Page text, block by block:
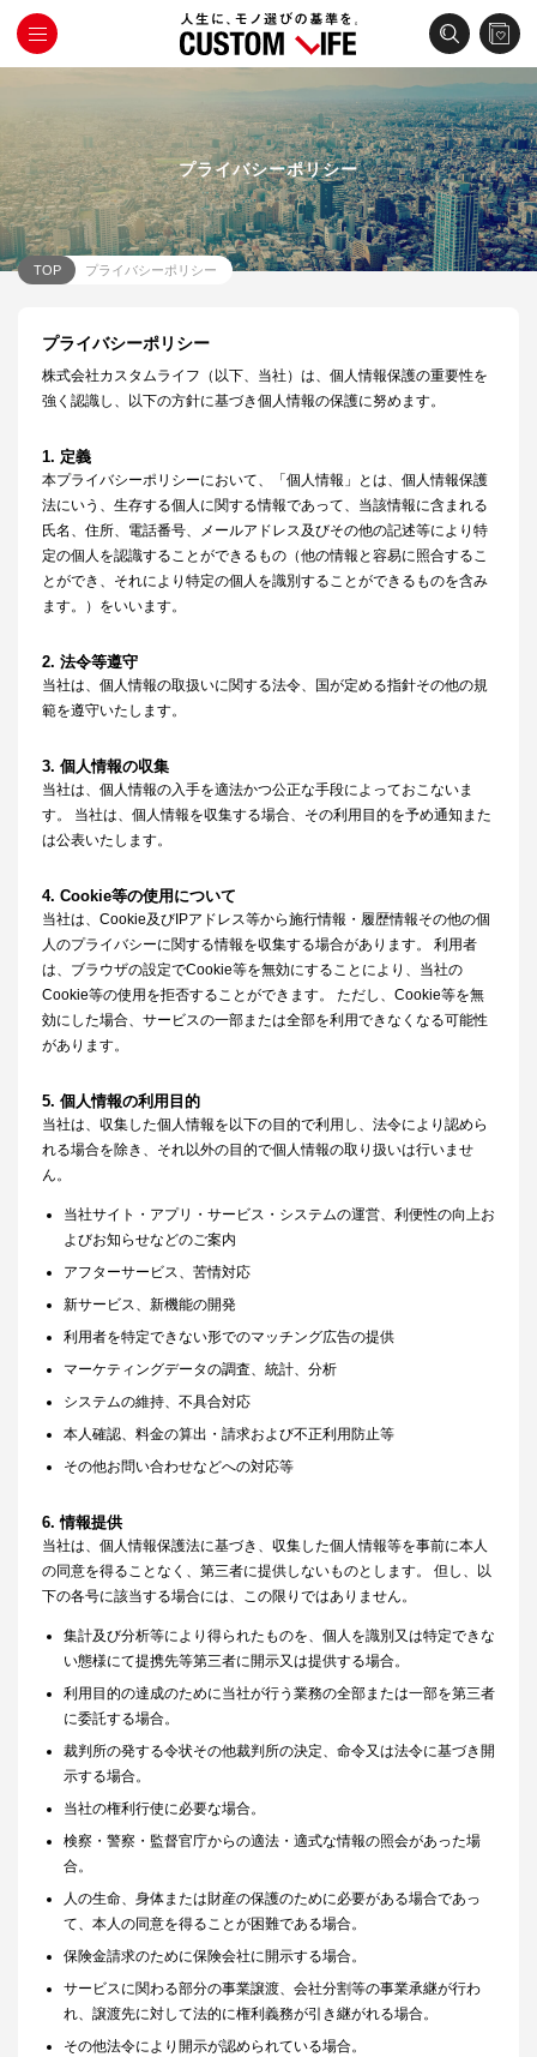
プライバシーポリシー
TOP プライバシーポリシー
プライバシーポリシー
株式会社カスタムライフ（以下、当社）は、個人情報保護の重要性を
強く認識し、以下の方針に基づき個人情報の保護に努めます。
1. 定義
本プライバシーポリシーにおいて、「個人情報」とは、個人情報保護
法にいう、生存する個人に関する情報であって、当該情報に含まれる
氏名、住所、電話番号、メールアドレス及びその他の記述等により特
定の個人を認識することができるもの（他の情報と容易に照合するこ
とができ、それにより特定の個人を識別することができるものを含み
ます。）をいいます。
2. 法令等遵守
当社は、個人情報の取扱いに関する法令、国が定める指針その他の規
範を遵守いたします。
3. 個人情報の収集
当社は、個人情報の入手を適法かつ公正な手段によっておこないま
す。 当社は、個人情報を収集する場合、その利用目的を予め通知また
は公表いたします。
4. Cookie等の使用について
当社は、Cookie及びIPアドレス等から施行情報・履歴情報その他の個
人のプライバシーに関する情報を収集する場合があります。 利用者
は、ブラウザの設定でCookie等を無効にすることにより、当社の
Cookie等の使用を拒否することができます。 ただし、Cookie等を無
効にした場合、サービスの一部または全部を利用できなくなる可能性
があります。
5. 個人情報の利用目的
当社は、収集した個人情報を以下の目的で利用し、法令により認めら
れる場合を除き、それ以外の目的で個人情報の取り扱いは行いませ
ん。
当社サイト・アプリ・サービス・システムの運営、利便性の向上お
よびお知らせなどのご案内
アフターサービス、苦情対応
新サービス、新機能の開発
利用者を特定できない形でのマッチング広告の提供
マーケティングデータの調査、統計、分析
システムの維持、不具合対応
本人確認、料金の算出・請求および不正利用防止等
その他お問い合わせなどへの対応等
6. 情報提供
当社は、個人情報保護法に基づき、収集した個人情報等を事前に本人
の同意を得ることなく、第三者に提供しないものとします。 但し、以
下の各号に該当する場合には、この限りではありません。
集計及び分析等により得られたものを、個人を識別又は特定できな
い態様にて提携先等第三者に開示又は提供する場合。
利用目的の達成のために当社が行う業務の全部または一部を第三者
に委託する場合。
裁判所の発する令状その他裁判所の決定、命令又は法令に基づき開
示する場合。
当社の権利行使に必要な場合。
検察・警察・監督官庁からの適法・適式な情報の照会があった場
合。
人の生命、身体または財産の保護のために必要がある場合であっ
て、本人の同意を得ることが困難である場合。
保険金請求のために保険会社に開示する場合。
サービスに関わる部分の事業譲渡、会社分割等の事業承継が行わ
れ、譲渡先に対して法的に権利義務が引き継がれる場合。
その他法令により開示が認められている場合。